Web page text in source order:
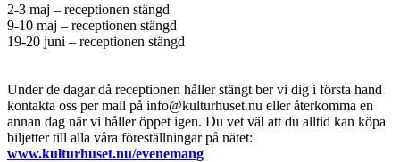
2-3 maj – receptionen stängd
9-10 maj – receptionen stängd
19-20 juni – receptionen stängd
Under de dagar då receptionen håller stängt ber vi dig i första hand
kontakta oss per mail på info@kulturhuset.nu eller återkomma en
annan dag när vi håller öppet igen. Du vet väl att du alltid kan köpa
biljetter till alla våra föreställningar på nätet:
www.kulturhuset.nu/evenemang